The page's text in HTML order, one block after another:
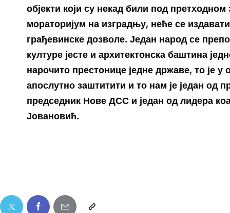
објекти који су некад били под
мораторијум на изградњу, неће се
грађевинске дозволе. Један народ се
културе јесте и архитектонска баштина
нарочито престонице једне државе, то је
апослутно заштитити и то нам је један од
председник Нове ДСС и један од лидера
Јовановић.